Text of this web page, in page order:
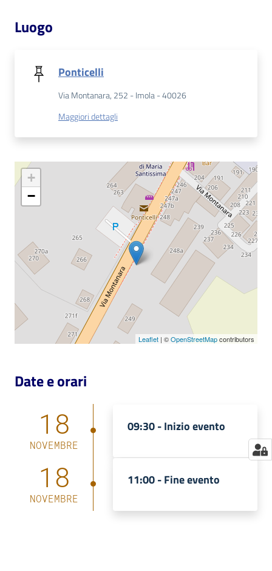
lettura
Seguici
Catalogo
on line
Eventi
Chiedi al
bibliotecario
Orari
Luogo
Ponticelli
Via Montanara, 252 - Imola - 40026
Maggiori dettagli
+
−
Leaflet | ©OpenStreetMapcontributors
Date e orari
18
NOVEMBRE
09:30 -Inizio evento
18
NOVEMBRE
11:00 -Fine evento